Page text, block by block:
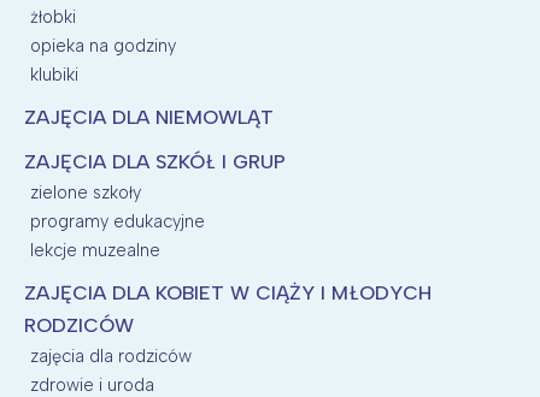
żłobki
opieka na godziny
klubiki
ZAJĘCIA DLA NIEMOWLĄT
ZAJĘCIA DLA SZKÓŁ I GRUP
zielone szkoły
programy edukacyjne
lekcje muzealne
ZAJĘCIA DLA KOBIET W CIĄŻY I MŁODYCH
RODZICÓW
zajęcia dla rodziców
zdrowie i uroda